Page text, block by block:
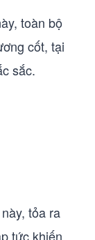
toàn bộ
cốt, tại
sắc.
tỏa ra
tức khiến